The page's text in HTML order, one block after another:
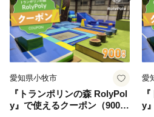
※休日・夜間も対応
２．お礼の品・配送について
黒松内町ふるさと納税コールセ
営業時間 ９：００～１７：３
TEL：０１１－８８７－７３７
Mail：
愛知県小牧市
『トランポリンの森 RolyPol
y』で使えるクーポン（900
愛
y